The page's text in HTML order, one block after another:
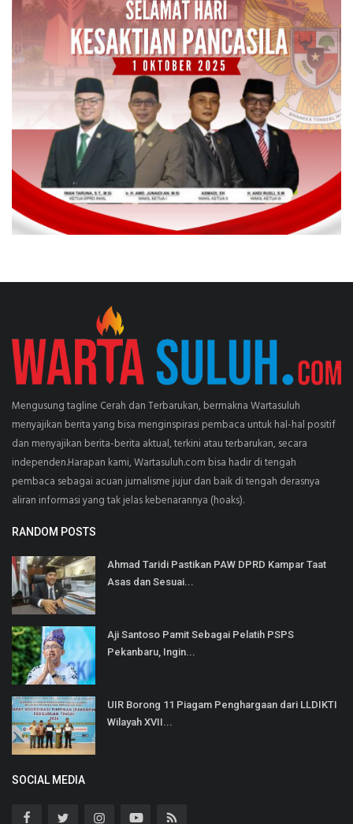
Mengusung tagline Cerah dan Terbarukan, bermakna Wartasuluh
menyajikan berita yang bisa menginspirasi pembaca untuk hal-hal positif
dan menyajikan berita-berita aktual, terkini atau terbarukan, secara
independen.Harapan kami, Wartasuluh.com bisa hadir di tengah
pembaca sebagai acuan jurnalisme jujur dan baik di tengah derasnya
aliran informasi yang tak jelas kebenarannya (hoaks).
RANDOM POSTS
Ahmad Taridi Pastikan PAW DPRD Kampar Taat
Asas dan Sesuai...
Aji Santoso Pamit Sebagai Pelatih PSPS
Pekanbaru, Ingin...
UIR Borong 11 Piagam Penghargaan dari LLDIKTI
Wilayah XVII...
SOCIAL MEDIA